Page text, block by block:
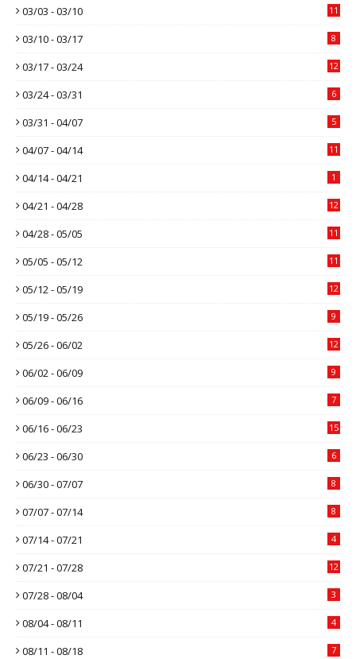
03/03 - 03/10 11
03/10 - 03/17 8
03/17 - 03/24 12
03/24 - 03/31 6
03/31 - 04/07 5
04/07 - 04/14 11
04/14 - 04/21 1
04/21 - 04/28 12
04/28 - 05/05 11
05/05 - 05/12 11
05/12 - 05/19 12
05/19 - 05/26 9
05/26 - 06/02 12
06/02 - 06/09 9
06/09 - 06/16 7
06/16 - 06/23 15
06/23 - 06/30 6
06/30 - 07/07 8
07/07 - 07/14 8
07/14 - 07/21 4
07/21 - 07/28 12
07/28 - 08/04 3
08/04 - 08/11 4
08/11 - 08/18 7